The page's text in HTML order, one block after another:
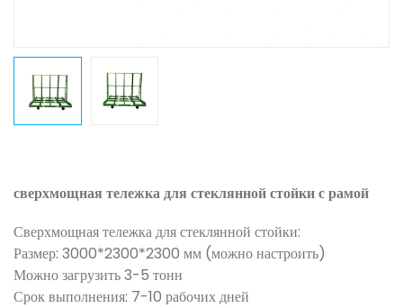
сверхмощная тележка для стеклянной стойки с рамой
Сверхмощная тележка для стеклянной стойки:
Размер: 3000*2300*2300 мм (можно настроить)
Можно загрузить 3-5 тонн
Срок выполнения: 7-10 рабочих дней